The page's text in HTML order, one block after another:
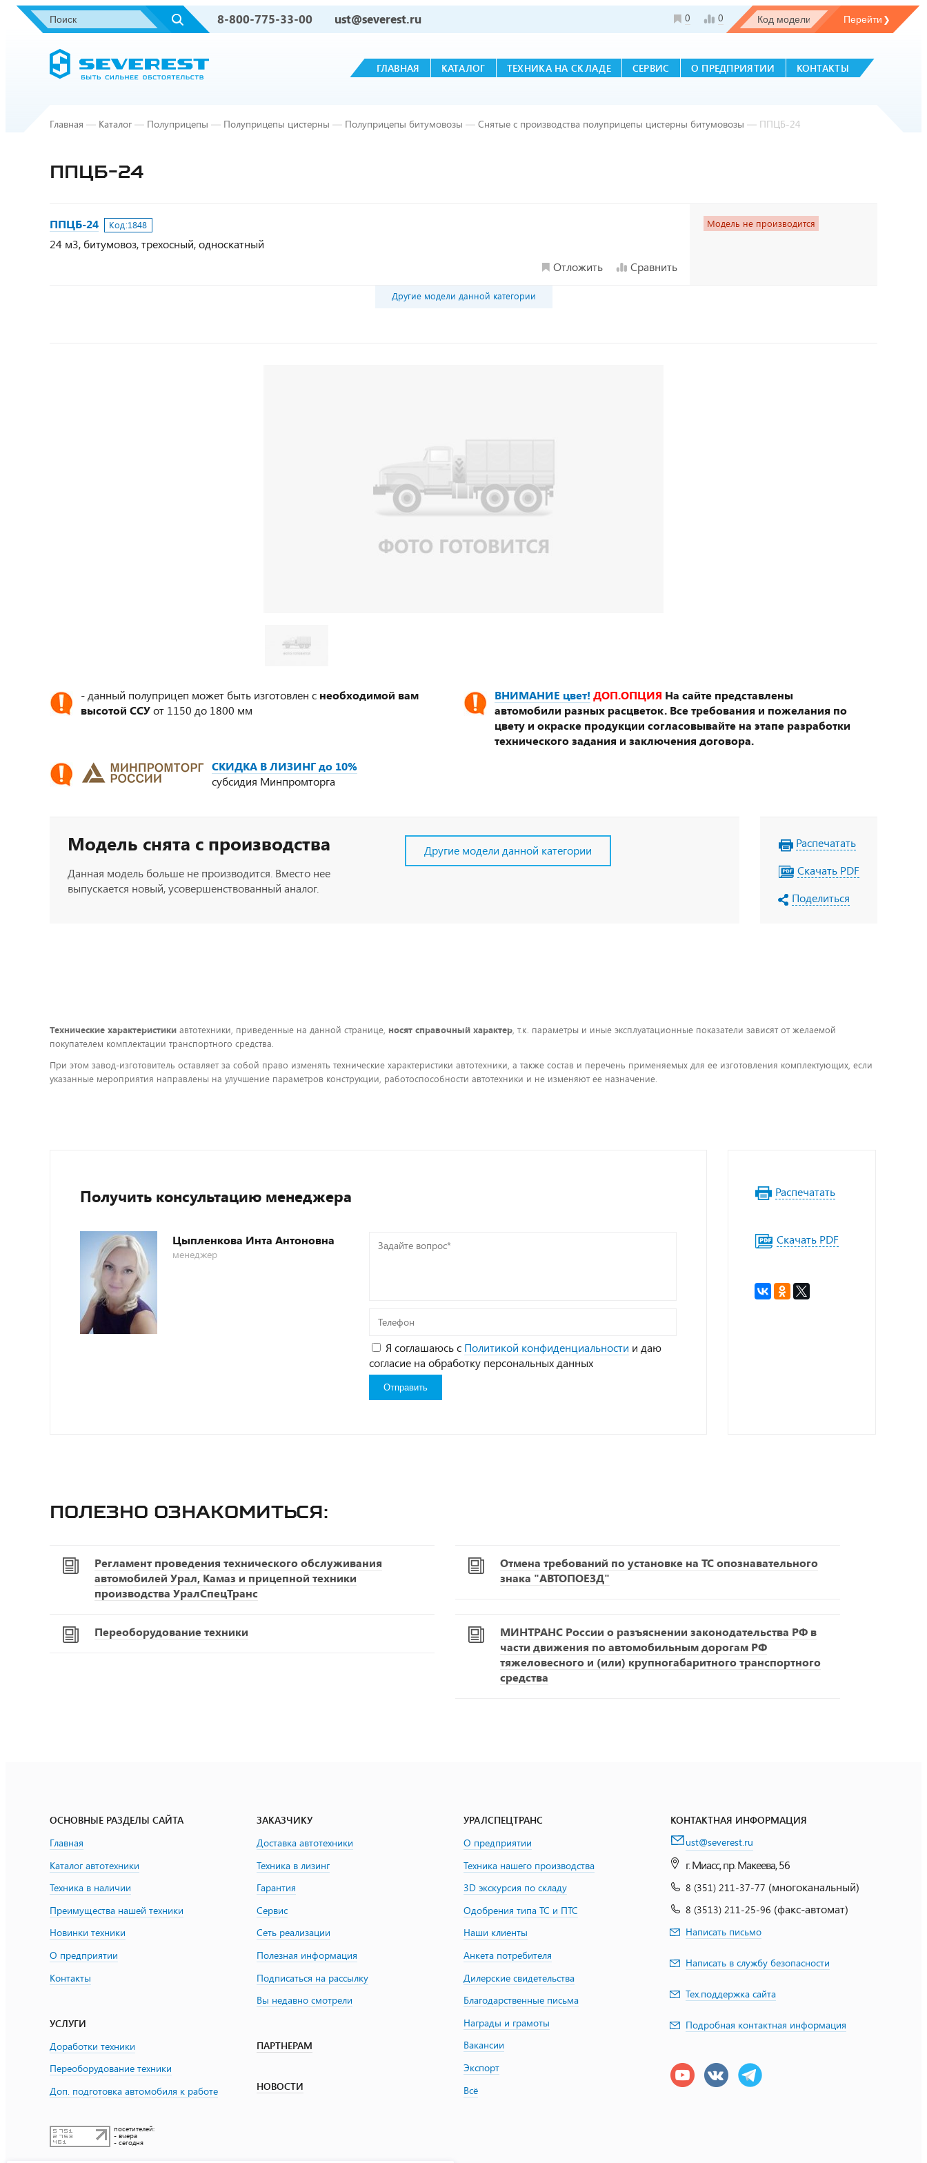
8-800-775-33-00 ust@severest.ru 0 0
ГЛАВНАЯ КАТАЛОГ ТЕХНИКА НА СКЛАДЕ СЕРВИС О ПРЕДПРИЯТИИ КОНТАКТЫ
Главная — Каталог — Полуприцепы — Полуприцепы цистерны — Полуприцепы битумовозы — Снятые с производства полуприцепы цистерны битумовозы — ППЦБ-24
ППЦБ-24
ППЦБ-24 Код:1848
24 м3, битумовоз, трехосный, односкатный
Отложить
Сравнить
Модель не производится
Другие модели данной категории
- данный полуприцеп может быть изготовлен с необходимой вам
высотой ССУот 1150 до 1800 мм
ВНИМАНИЕ цвет! ДОП.ОПЦИЯ На сайте представлены
автомобили разных расцветок. Все требования и пожелания по
цвету и окраске продукции согласовывайте на этапе разработки
технического задания и заключения договора.
СКИДКА В ЛИЗИНГ до 10%
субсидия Минпромторга
Модель снята с производства
Данная модель больше не производится. Вместо нее
выпускается новый, усовершенствованный аналог.
Другие модели данной категории
Распечатать
Скачать PDF
Поделиться
Технические характеристики автотехники, приведенные на данной странице, носят справочный характер, т.к. параметры и иные эксплуатационные показатели зависят от желаемой
покупателем комплектации транспортного средства.
При этом завод-изготовитель оставляет за собой право изменять технические характеристики автотехники, а также состав и перечень применяемых для ее изготовления комплектующих, если
указанные мероприятия направлены на улучшение параметров конструкции, работоспособности автотехники и не изменяют ее назначение.
Получить консультацию менеджера
Цыпленкова Инта Антоновна
менеджер
Задайте
Телефон
Я соглашаюсь с Политикой конфиденциальности и даю
согласие на обработку персональных данных
Распечатать
Скачать PDF
Полезно ознакомиться:
Регламент проведения технического обслуживания
автомобилей Урал, Камаз и прицепной техники
производства УралСпецТранс
Отмена требований по установке на ТС опознавательного
знака "АВТОПОЕЗД"
Переоборудование техники
МИНТРАНС России о разъяснении законодательства РФ в
части движения по автомобильным дорогам РФ
тяжеловесного и (или) крупногабаритного транспортного
средства
ОСНОВНЫЕ РАЗДЕЛЫ САЙТА
Главная
Каталог автотехники
Техника в наличии
Преимущества нашей техники
Новинки техники
О предприятии
Контакты
УСЛУГИ
Доработки техники
Переоборудование техники
Доп. подготовка автомобиля к работе
посетителей:
- вчера
- сегодня
ЗАКАЗЧИКУ
Доставка автотехники
Техника в лизинг
Гарантия
Сервис
Сеть реализации
Полезная информация
Подписаться на рассылку
Вы недавно смотрели
ПАРТНЕРАМ
НОВОСТИ
УРАЛСПЕЦТРАНС
О предприятии
Техника нашего производства
3D экскурсия по складу
Одобрения типа ТС и ПТС
Наши клиенты
Анкета потребителя
Дилерские свидетельства
Благодарственные письма
Награды и грамоты
Вакансии
Экспорт
Всё
КОНТАКТНАЯ ИНФОРМАЦИЯ
ust@severest.ru
г. Миасс, пр. Макеева, 56
8 (351) 211-37-77 (многоканальный)
8 (3513) 211-25-96 (факс-автомат)
Написать письмо
Написать в службу безопасности
Тех.поддержка сайта
Подробная контактная информация